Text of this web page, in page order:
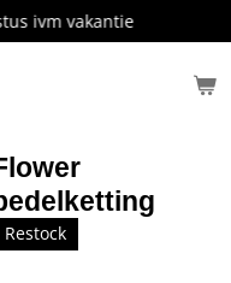
ivm vakantie
Restock